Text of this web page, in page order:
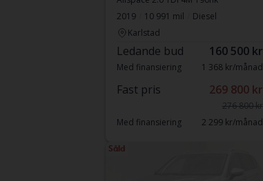
2019
10 991 mil
Diesel
Karlstad
Ledande bud 160 500 kr
Med finansiering 1 368 kr/månad
Fast pris 269 800 kr
276 800 kr
Med finansiering
2 299 kr/månad
Såld